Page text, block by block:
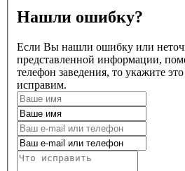
Нашли ошибку?
Если Вы нашли ошибку или
представленной информации,
телефон заведения, то укажите
исправим.